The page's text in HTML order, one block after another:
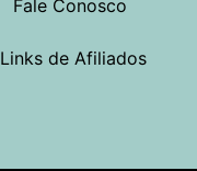
Fale Conosco
de Afiliados